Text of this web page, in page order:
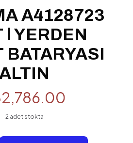
A4128723
l YERDEN
BATARYASI
2 adet stokta